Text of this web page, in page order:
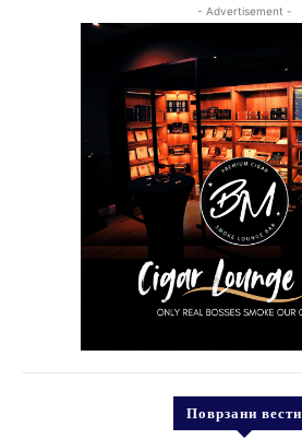
- Advertisement -
Поврзани вести